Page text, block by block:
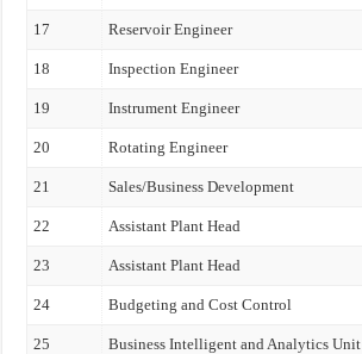
17 Reservoir Engineer
18 Inspection Engineer
19 Instrument Engineer
20 Rotating Engineer
21 Sales/Business Development
22 Assistant Plant Head
23 Assistant Plant Head
24 Budgeting and Cost Control
25 Business Intelligent and Analytics Unit